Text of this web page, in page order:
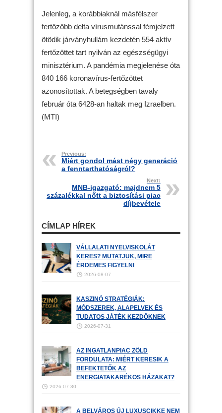
Jelenleg, a korábbiaknál másfélszer
fertőzőbb delta vírusmutánssal fémjelzett
ötödik járványhullám kezdetén 554 aktív
fertőzöttet tart nyilván az egészségügyi
minisztérium. A pandémia megjelenése óta
840 166 koronavírus-fertőzöttet
azonosítottak. A betegségben tavaly
február óta 6428-an haltak meg Izraelben.
(MTI)
Previous:
Miért gondol mást négy generáció
a fenntarthatóságról?
Next:
MNB-igazgató: majdnem 5
százalékkal nőtt a biztosítási piac
díjbevétele
CÍMLAP HÍREK
VÁLLALATI NYELVISKOLÁT
KERES? MUTATJUK, MIRE
ÉRDEMES FIGYELNI
2026-08-07
KASZINÓ STRATÉGIÁK:
MÓDSZEREK, ALAPELVEK ÉS
TUDATOS JÁTÉK KEZDŐKNEK
2026-07-31
AZ INGATLANPIAC ZÖLD
FORDULATA: MIÉRT KERESIK A
BEFEKTETŐK AZ
ENERGIATAKARÉKOS HÁZAKAT?
2026-07-30
A BELVÁROS ÚJ LUXUSCIKKE NEM